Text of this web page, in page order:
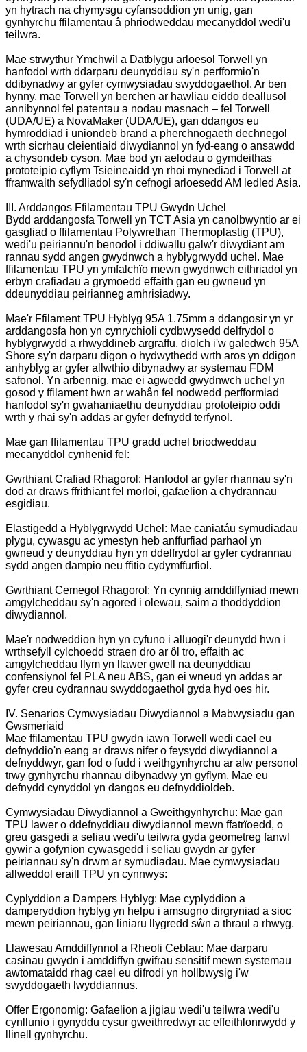
yn hytrach na chymysgu cyfansoddion yn unig, gan
gynhyrchu ffilamentau â phriodweddau mecanyddol wedi'u
teilwra.
Mae strwythur Ymchwil a Datblygu arloesol Torwell yn
hanfodol wrth ddarparu deunyddiau sy'n perfformio'n
ddibynadwy ar gyfer cymwysiadau swyddogaethol. Ar ben
hynny, mae Torwell yn berchen ar hawliau eiddo deallusol
annibynnol fel patentau a nodau masnach – fel Torwell
(UDA/UE) a NovaMaker (UDA/UE), gan ddangos eu
hymroddiad i uniondeb brand a pherchnogaeth dechnegol
wrth sicrhau cleientiaid diwydiannol yn fyd-eang o ansawdd
a chysondeb cyson. Mae bod yn aelodau o gymdeithas
prototeipio cyflym Tsieineaidd yn rhoi mynediad i Torwell at
fframwaith sefydliadol sy'n cefnogi arloesedd AM ledled Asia.
III. Arddangos Ffilamentau TPU Gwydn Uchel
Bydd arddangosfa Torwell yn TCT Asia yn canolbwyntio ar ei
gasgliad o ffilamentau Polywrethan Thermoplastig (TPU),
wedi'u peiriannu'n benodol i ddiwallu galw'r diwydiant am
rannau sydd angen gwydnwch a hyblygrwydd uchel. Mae
ffilamentau TPU yn ymfalchïo mewn gwydnwch eithriadol yn
erbyn crafiadau a grymoedd effaith gan eu gwneud yn
ddeunyddiau peirianneg amhrisiadwy.
Mae'r Ffilament TPU Hyblyg 95A 1.75mm a ddangosir yn yr
arddangosfa hon yn cynrychioli cydbwysedd delfrydol o
hyblygrwydd a rhwyddineb argraffu, diolch i'w galedwch 95A
Shore sy'n darparu digon o hydwythedd wrth aros yn ddigon
anhyblyg ar gyfer allwthio dibynadwy ar systemau FDM
safonol. Yn arbennig, mae ei agwedd gwydnwch uchel yn
gosod y ffilament hwn ar wahân fel nodwedd perfformiad
hanfodol sy'n gwahaniaethu deunyddiau prototeipio oddi
wrth y rhai sy'n addas ar gyfer defnydd terfynol.
Mae gan ffilamentau TPU gradd uchel briodweddau
mecanyddol cynhenid ​​​​fel:
Gwrthiant Crafiad Rhagorol: Hanfodol ar gyfer rhannau sy'n
dod ar draws ffrithiant fel morloi, gafaelion a chydrannau
esgidiau.
Elastigedd a Hyblygrwydd Uchel: Mae caniatáu symudiadau
plygu, cywasgu ac ymestyn heb anffurfiad parhaol yn
gwneud y deunyddiau hyn yn ddelfrydol ar gyfer cydrannau
sydd angen dampio neu ffitio cydymffurfiol.
Gwrthiant Cemegol Rhagorol: Yn cynnig amddiffyniad mewn
amgylcheddau sy'n agored i olewau, saim a thoddyddion
diwydiannol.
Mae'r nodweddion hyn yn cyfuno i alluogi'r deunydd hwn i
wrthsefyll cylchoedd straen dro ar ôl tro, effaith ac
amgylcheddau llym yn llawer gwell na deunyddiau
confensiynol fel PLA neu ABS, gan ei wneud yn addas ar
gyfer creu cydrannau swyddogaethol gyda hyd oes hir.
IV. Senarios Cymwysiadau Diwydiannol a Mabwysiadu gan
Gwsmeriaid
Mae ffilamentau TPU gwydn iawn Torwell wedi cael eu
defnyddio'n eang ar draws nifer o feysydd diwydiannol a
defnyddwyr, gan fod o fudd i weithgynhyrchu ar alw personol
trwy gynhyrchu rhannau dibynadwy yn gyflym. Mae eu
defnydd cynyddol yn dangos eu defnyddioldeb.
Cymwysiadau Diwydiannol a Gweithgynhyrchu: Mae gan
TPU lawer o ddefnyddiau diwydiannol mewn ffatrïoedd, o
greu gasgedi a seliau wedi'u teilwra gyda geometreg fanwl
gywir a gofynion cywasgedd i seliau gwydn ar gyfer
peiriannau sy'n drwm ar symudiadau. Mae cymwysiadau
allweddol eraill TPU yn cynnwys:
Cyplyddion a Dampers Hyblyg: Mae cyplyddion a
damperyddion hyblyg yn helpu i amsugno dirgryniad a sioc
mewn peiriannau, gan liniaru llygredd sŵn a thraul a rhwyg.
Llawesau Amddiffynnol a Rheoli Ceblau: Mae darparu
casinau gwydn i amddiffyn gwifrau sensitif mewn systemau
awtomataidd rhag cael eu difrodi yn hollbwysig i'w
swyddogaeth lwyddiannus.
Offer Ergonomig: Gafaelion a jigiau wedi'u teilwra wedi'u
cynllunio i gynyddu cysur gweithredwyr ac effeithlonrwydd y
llinell gynhyrchu.